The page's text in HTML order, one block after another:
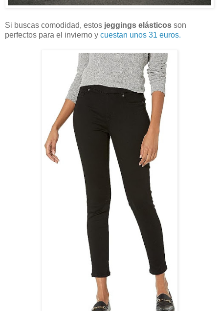
Si buscas comodidad, estos jeggings elásticos son
perfectos para el invierno y cuestan unos 31 euros.